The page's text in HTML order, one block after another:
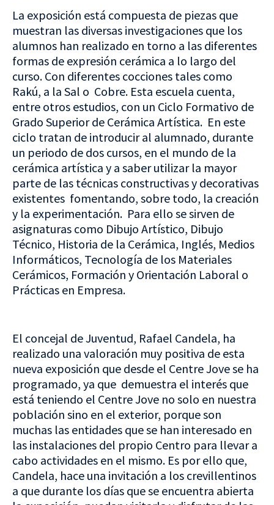
La exposición está compuesta de piezas que
muestran las diversas investigaciones que los
alumnos han realizado en torno a las diferentes
formas de expresión cerámica a lo largo del
curso. Con diferentes cocciones tales como
Rakú, a la Sal o Cobre. Esta escuela cuenta,
entre otros estudios, con un Ciclo Formativo de
Grado Superior de Cerámica Artística. En este
ciclo tratan de introducir al alumnado, durante
un periodo de dos cursos, en el mundo de la
cerámica artística y a saber utilizar la mayor
parte de las técnicas constructivas y decorativas
existentes fomentando, sobre todo, la creación
y la experimentación. Para ello se sirven de
asignaturas como Dibujo Artístico, Dibujo
Técnico, Historia de la Cerámica, Inglés, Medios
Informáticos, Tecnología de los Materiales
Cerámicos, Formación y Orientación Laboral o
Prácticas en Empresa.
El concejal de Juventud, Rafael Candela, ha
realizado una valoración muy positiva de esta
nueva exposición que desde el Centre Jove se ha
programado, ya que demuestra el interés que
está teniendo el Centre Jove no solo en nuestra
población sino en el exterior, porque son
muchas las entidades que se han interesado en
las instalaciones del propio Centro para llevar a
cabo actividades en el mismo. Es por ello que,
Candela, hace una invitación a los crevillentinos
a que durante los días que se encuentra abierta